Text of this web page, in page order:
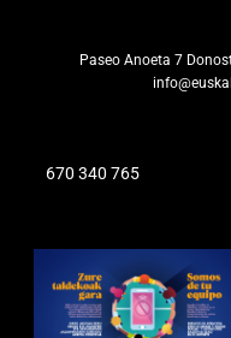
Paseo Anoeta 7
670 340 765